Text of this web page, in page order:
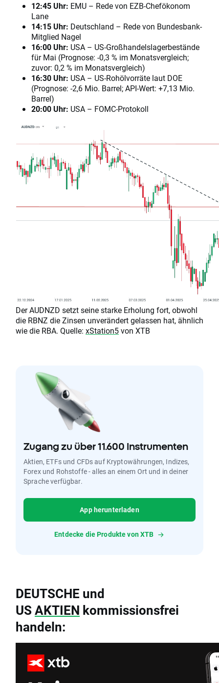
12:45 Uhr: EMU – Rede von EZB-Chefökonom
Lane
14:15 Uhr: Deutschland – Rede von Bundesbank-
Mitglied Nagel
16:00 Uhr: USA – US-Großhandelslagerbestände
für Mai (Prognose: -0,3 % im Monatsvergleich;
zuvor: 0,2 % im Monatsvergleich)
16:30 Uhr: USA – US-Rohölvorräte laut DOE
(Prognose: -2,6 Mio. Barrel; API-Wert: +7,13 Mio.
Barrel)
20:00 Uhr: USA – FOMC-Protokoll
Der AUDNZD setzt seine starke Erholung fort, obwohl
die RBNZ die Zinsen unverändert gelassen hat, ähnlich
wie die RBA. Quelle: xStation5von XTB
Zugang zu über 11.600 Instrumenten
Aktien, ETFs und CFDs auf Kryptowährungen, Indizes,
Forex und Rohstoffe - alles an einem Ort und in deiner
Sprache verfügbar.
App herunterladen
Entdecke die Produkte von XTB
DEUTSCHE und
US AKTIEN kommissionsfrei
handeln: